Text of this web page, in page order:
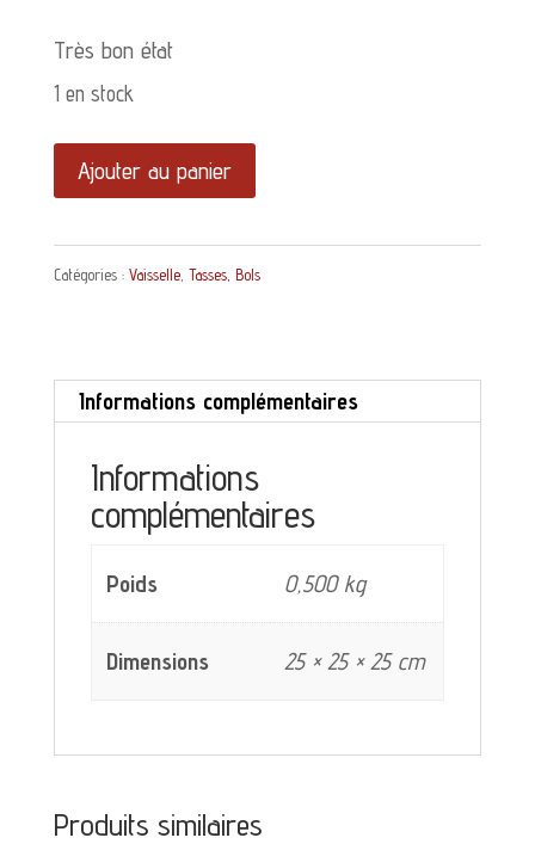
Très bon état
1 en stock
quantité
de
Tasse
brulot
d'Auteuil
Paris
Ajouter au panier
Catégories : Vaisselle, Tasses, Bols
Informations complémentaires
Informations
complémentaires
Poids 0,500 kg
Dimensions 25 × 25 × 25 cm
Produits similaires